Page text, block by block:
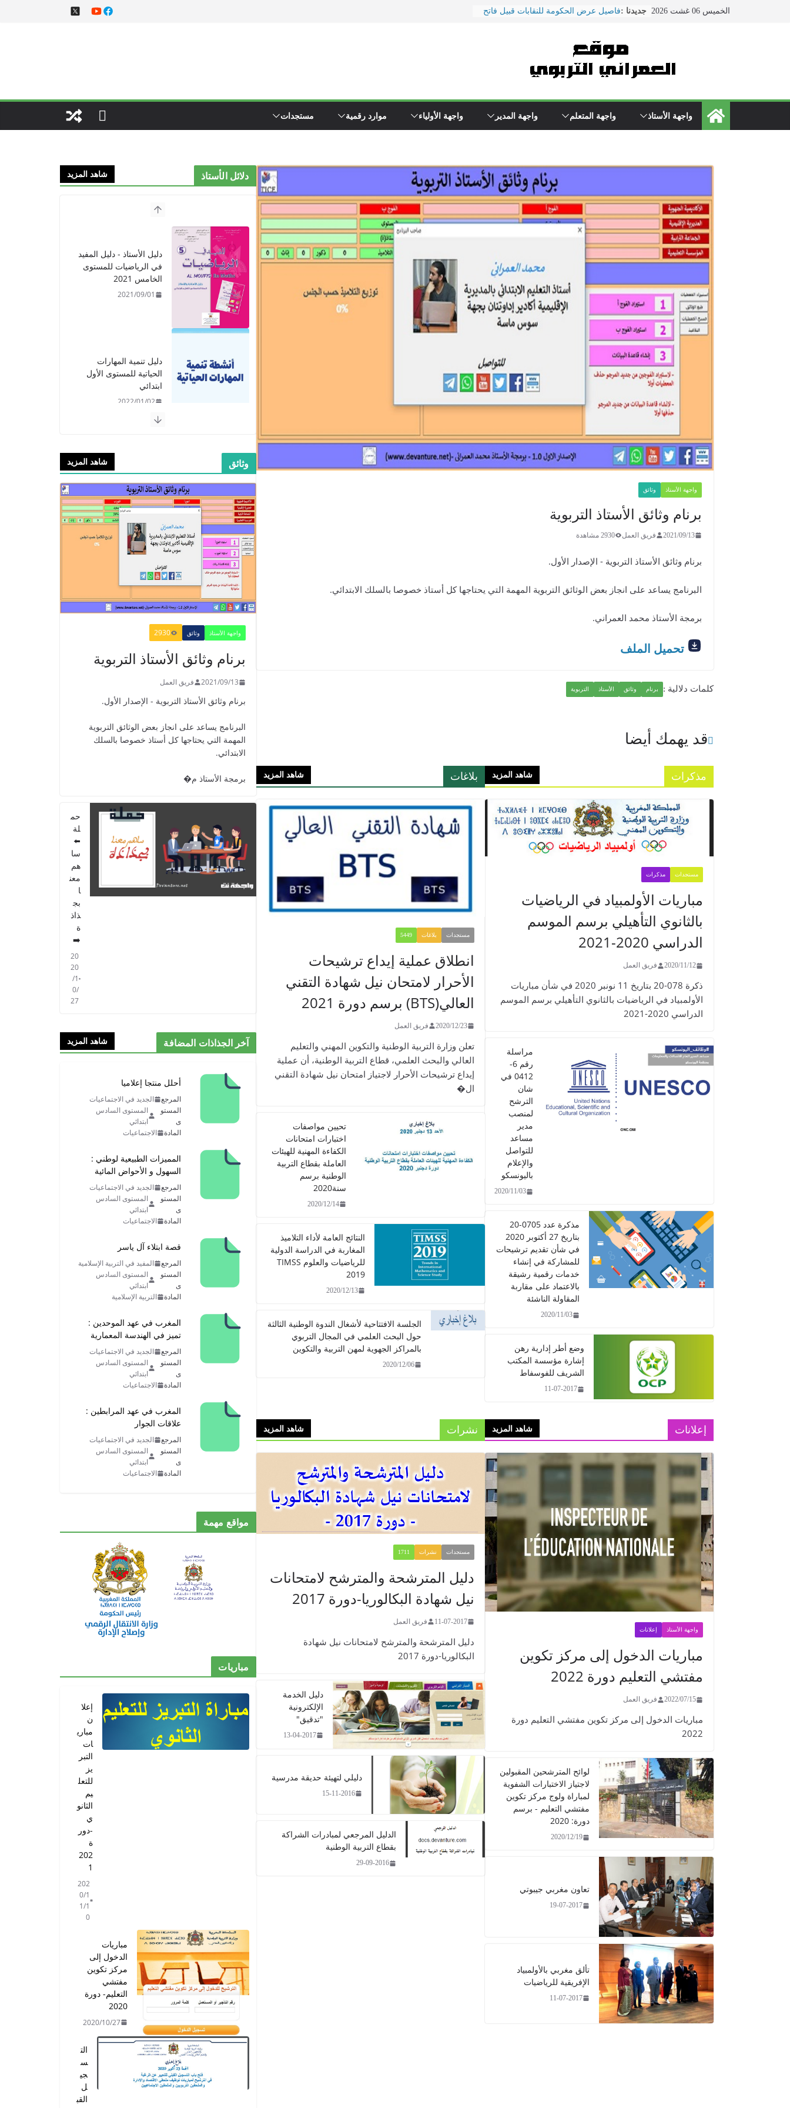
الخميس 06 غشت 2026 جديدنا :فاصيل عرض الحكومة للنقابات قبيل فاتح
التربية الوطنية
الحوار الاجتماعي يتواصل بوزارة
\"بنموسى\" وسط دعوات لتصعيد
الاحتجاجات
المستعجلات بعد تعرضه لاعتداء \"همجي\"
من طرف والد تلميذ
واجهة الأستاذ واجهة المتعلم واجهة المدير واجهة الأولياء موارد رقمية مستجدات
واجهة الأستاذ وثائق
برنام وثائق الأستاذ التربوية
2021/09/13 فريق العمل 2930 مشاهدة
برنام وثائق الأستاذ التربوية - الإصدار الأول.
البرنامج يساعد على انجاز بعض الوثائق التربوية المهمة التي يحتاجها كل أستاذ خصوصا بالسلك الابتدائي.
برمجة الأستاذ محمد العمراني.
تحميل الملف
كلمات دلالية : برنام وثائق الأستاذ التربوية
قد يهمك أيضا
مذكرات شاهد المزيد
مستجدات مذكرات
مباريات الأولمبياد في الرياضيات
بالثانوي التأهيلي برسم الموسم
الدراسي 2020-2021
2020/11/12 فريق العمل
ذكرة 078-20 بتاريخ 11 نونبر 2020 في شأن مباريات
الأولمبياد في الرياضيات بالثانوي التأهيلي برسم الموسم
الدراسي 2020-2021
مراسلة
رقم 6-
0412 في
شان
الترشح
لمنصب
مدير
مساعد
للتواصل
والإعلام
باليونسكو
2020/11/03
مذكرة عدد 0705-20
بتاريخ 27 أكتوبر 2020
في شأن تقديم ترشيحات
للمشاركة في إنشاء
خدمات رقمية رشيقة
بالاعتماد على مقاربة
المقاولة الناشئة
2020/11/03
وضع أطر إدارية رهن
إشارة مؤسسة المكتب
الشريف للفوسفاط
11-07-2017
بلاغات شاهد المزيد
مستجدات بلاغات 5449
انطلاق عملية إيداع ترشيحات
الأحرار لامتحان نيل شهادة التقني
العالي(BTS) برسم دورة 2021
2020/12/23 فريق العمل
تعلن وزارة التربية الوطنية والتكوين المهني والتعليم
العالي والبحث العلمي، قطاع التربية الوطنية، أن عملية
إيداع ترشيحات الأحرار لاجتياز امتحان نيل شهادة التقني
ال�
تحيين مواصفات
اختبارات امتحانات
الكفاءة المهنية للهيئات
العاملة بقطاع التربية
الوطنية برسم
سنة2020
2020/12/14
النتائج العامة لأداء التلاميذ
المغاربة في الدراسة الدولية
للرياضيات والعلوم TIMSS
2019
2020/12/13
الجلسة الافتتاحية لأشغال الندوة الوطنية الثالثة
حول البحث العلمي في المجال التربوي
بالمراكز الجهوية لمهن التربية والتكوين
2020/12/06
إعلانات شاهد المزيد
واجهة الأستاذ إعلانات
مباريات الدخول إلى مركز تكوين
مفتشي التعليم دورة 2022
2022/07/15 فريق العمل
مباريات الدخول إلى مركز تكوين مفتشي التعليم دورة
2022
لوائح المترشحين المقبولين
لاجتياز الاختبارات الشفوية
لمباراة ولوج مركز تكوين
مفتشي التعليم - برسم
دورة: 2020
2020/12/19
تعاون مغربي جيبوتي
19-07-2017
تألق مغربي بالأولمبياد
الإفريقية للرياضيات
11-07-2017
نشرات شاهد المزيد
مستجدات نشرات 1711
​​​​دليل المترشحة والمترشح لامتحانات
نيل شهادة البكالوريا-دورة 2017
11-07-2017 فريق العمل
​​​​دليل المترشحة والمترشح لامتحانات نيل شهادة
البكالوريا-دورة 2017
دليل الخدمة
الإلكترونية
"تدقيق"
13-04-2017
دليلي لتهيئة حديقة مدرسية​
15-11-2016
الدليل المرجعي لمبادرات الشراكة
بقطاع التربية الوطنية
29-09-2016
دلائل الأستاذ شاهد المزيد
دليل الأستاذ - دليل المفيد
2021/09/01
2022/01/02
2021/09/01
​Guide Prof - ​​​Guide
Mes apprentissages
en Français 6 AEP
2021/09/01
الدليل البيداغوجي لتنمية
المهارات الحياتية
GUIDE DU
PROFESSEUR -
وثائق شاهد المزيد
واجهة الأستاذ وثائق 2930
برنام وثائق الأستاذ التربوية
2021/09/13 فريق العمل
برنام وثائق الأستاذ التربوية - الإصدار الأول.
البرنامج يساعد على انجاز بعض الوثائق التربوية
المهمة التي يحتاجها كل أستاذ خصوصا بالسلك
الابتدائي.
برمجة الأستاذ م�
حم
لة
⬅️
سا
هم
معن
ا
بج
ذاذ
ة
➡️
20
20
/1
0/
27
آخر الجذاذات المضافة شاهد المزيد
أحلل منتجا إعلاميا
المرجع
الجديد في الاجتماعيات
المستو
ى
المستوى السادس
ابتدائي
المادة
الاجتماعيات
المميزات الطبيعية لوطني :
السهول و الأحواض المائية
المرجع
الجديد في الاجتماعيات
المستو
ى
المستوى السادس
ابتدائي
المادة
الاجتماعيات
قصة ابتلاء آل ياسر
المرجع
المفيد في التربية الإسلامية
المستو
ى
المستوى السادس
ابتدائي
المادة
التربية الإسلامية
المغرب في عهد الموحدين :
تميز في الهندسة المعمارية
المرجع
الجديد في الاجتماعيات
المستو
ى
المستوى السادس
ابتدائي
المادة
الاجتماعيات
المغرب في عهد المرابطين :
علاقات الجوار
المرجع
الجديد في الاجتماعيات
المستو
ى
المستوى السادس
ابتدائي
المادة
الاجتماعيات
مواقع مهمة
مباريات
إعلا
ن
مباري
ات
التبر
يز
للتعل
يم
الثانو
ي
-دور
ة
202
1
202
0/1
1/1
0
مباريات
الدخول إلى
مركز تكوين
مفتشي
التعليم- دورة
2020
2020/10/27
الت
س
جي
ل
القب